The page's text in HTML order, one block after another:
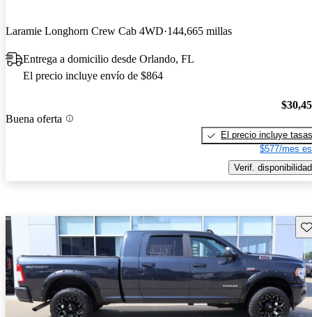
Laramie Longhorn Crew Cab 4WD 144,665 millas
Entrega a domicilio desde Orlando, FL
El precio incluye envío de $864
Buena oferta
El precio incluye tasas
$577/mes
Verif. disponibilidad